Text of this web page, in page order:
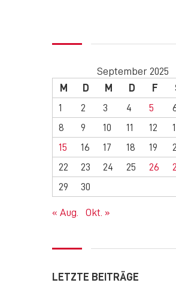
September 2025
M
D M D F
1
2 3 4 5
8
9 10 11 12
15
16 17 18 19
22
23 24 25 26
29
30
« Aug. Okt. »
LETZTE BEITRÄGE